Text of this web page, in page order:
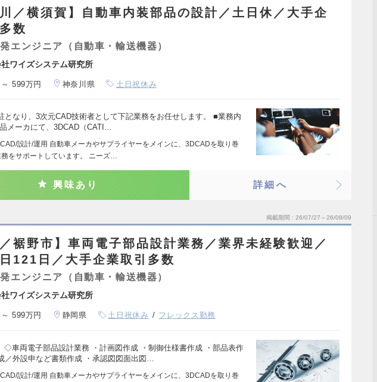
川／横須賀】自動車内装部品の設計／土日休／大手企
数
エンジニア（自動車・輸送機器）
ワイズシステム研究所
599万円 神奈川県 土日祝休み
となり、3次元CAD技術者として下記業務をお任せします。 ■業務内
メーカにて、3DCAD（CATI…
CAD/設計/運用 自動車メーカやサプライヤーをメインに、3DCADを取り巻
務をサポートしています。 ニーズ…
興味あり 詳細へ
掲載期間 26/07/27～26/08/09
／裾野市】車両電子部品設計業務／業界未経験歓迎／
121日／大手企業取引多数
エンジニア（自動車・輸送機器）
ワイズシステム研究所
599万円 静岡県 土日祝休み フレックス勤務
◇車両電子部品設計業務 ・計画図作成 ・制御仕様書作成 ・部品表作
／外設申など書類作成 ・承認図図面出図…
CAD/設計/運用 自動車メーカやサプライヤーをメインに、3DCADを取り巻